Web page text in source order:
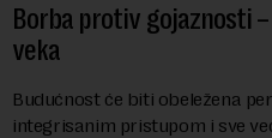
Borba protiv gojaznosti
veka
Budućnost će biti obeležena
integrisanim pristupom i sve